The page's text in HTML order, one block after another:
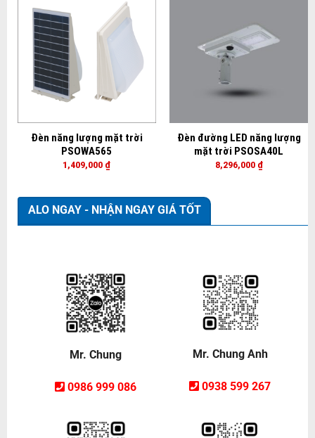
Đèn năng lượng mặt trời
PSOWA565
1,409,000 ₫
Đèn đường LED năng lượng
mặt trời PSOSA40L
8,296,000 ₫
ALO NGAY - NHẬN NGAY GIÁ TỐT
Mr. Chung
0986 999 086
Mr. Chung Anh
0938 599 267